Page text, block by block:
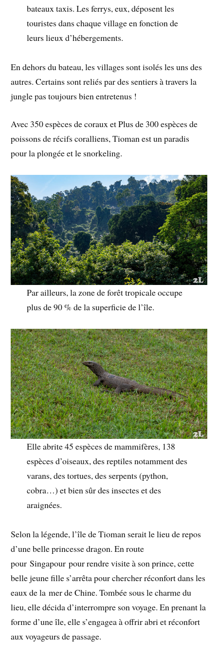
bateaux taxis. Les ferrys, eux, déposent les
touristes dans chaque village en fonction de
leurs lieux d’hébergements.
En dehors du bateau, les villages sont isolés les uns des
autres. Certains sont reliés par des sentiers à travers la
jungle pas toujours bien entretenus !
Avec 350 espèces de coraux et Plus de 300 espèces de
poissons de récifs coralliens, Tioman est un paradis
pour la plongée et le snorkeling.
Par ailleurs, la zone de forêt tropicale occupe
plus de 90 % de la superficie de l’île.
Elle abrite 45 espèces de mammifères, 138
espèces d’oiseaux, des reptiles notamment des
varans, des tortues, des serpents (python,
cobra…) et bien sûr des insectes et des
araignées.
Selon la légende, l’île de Tioman serait le lieu de repos
d’une belle princesse dragon. En route
pour Singapour pour rendre visite à son prince, cette
belle jeune fille s’arrêta pour chercher réconfort dans les
eaux de la mer de Chine. Tombée sous le charme du
lieu, elle décida d’interrompre son voyage. En prenant la
forme d’une île, elle s’engagea à offrir abri et réconfort
aux voyageurs de passage.